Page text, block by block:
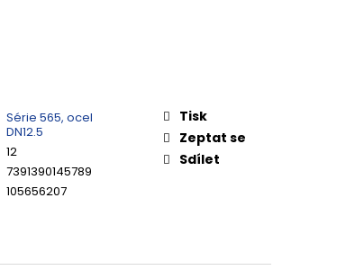
Série 565, ocel
DN12.5
12
7391390145789
105656207
Tisk
Zeptat se
Sdílet